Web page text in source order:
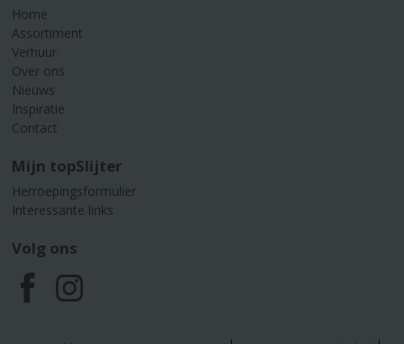
Home
Assortiment
Verhuur
Over ons
Nieuws
Inspiratie
Contact
Mijn topSlijter
Herroepingsformulier
Interessante links
Volg ons
F
I
n